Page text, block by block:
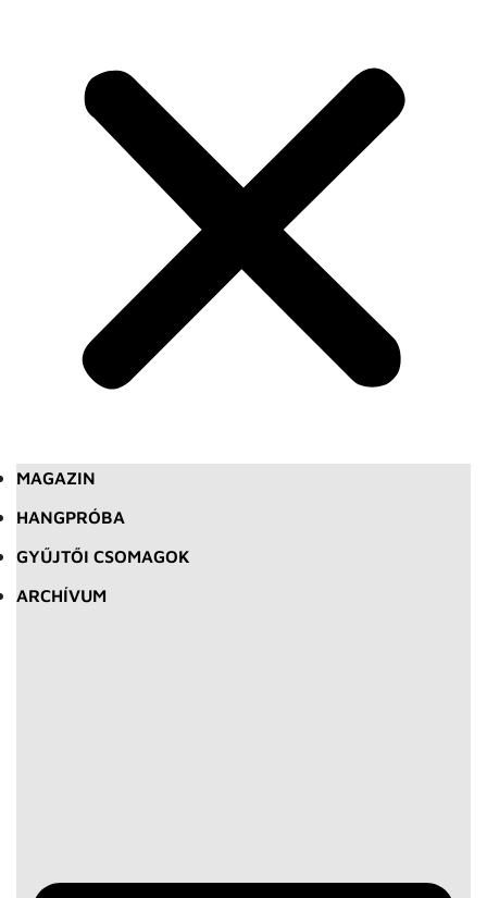
MAGAZIN
HANGPRÓBA
GYŰJTŐI CSOMAGOK
ARCHÍVUM